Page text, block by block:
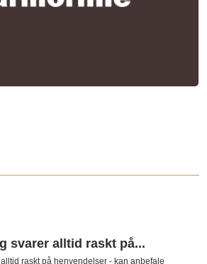
svarer alltid raskt på...
raskt på henvendelser - kan anbefale